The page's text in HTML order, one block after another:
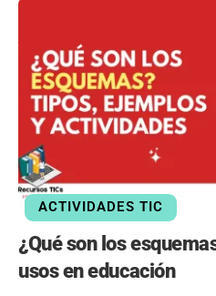
ACTIVIDADES TIC
¿Qué son los
usos en educación